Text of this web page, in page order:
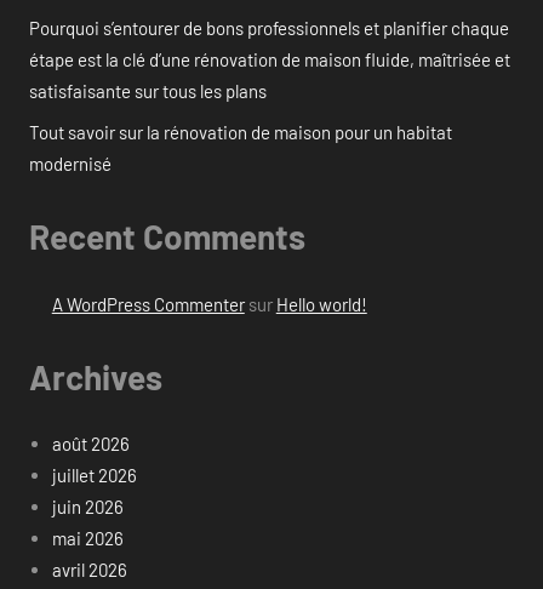
Pourquoi s’entourer de bons professionnels et planifier chaque
étape est la clé d’une rénovation de maison fluide, maîtrisée et
satisfaisante sur tous les plans
Tout savoir sur la rénovation de maison pour un habitat
modernisé
Recent Comments
A WordPress Commentersur Hello world!
Archives
août 2026
juillet 2026
juin 2026
mai 2026
avril 2026